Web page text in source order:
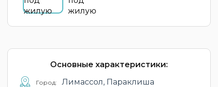
Основные характеристики:
Город: Лимассол, Параклиша